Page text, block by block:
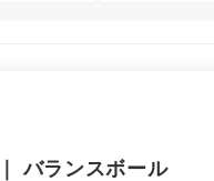
｜バランスボール